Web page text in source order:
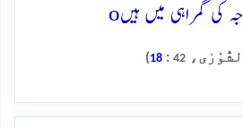
کی گمراہی میں ہیںo
42
:
18
)